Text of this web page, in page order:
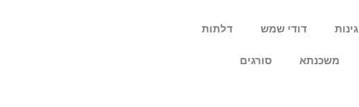
גינות דודי שמש דלתות
משכנתא סורגים